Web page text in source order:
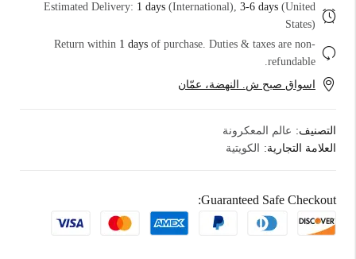
Estimated Delivery: 1 days (International), 3-6 days (United
States)
Return within 1 days of purchase. Duties & taxes are non-
refundable.
اسواق صبح ش. النهضة، عمّان
التصنيف: عالم المعكرونة
العلامة التجارية:
الكويتية
Guaranteed Safe Checkout: